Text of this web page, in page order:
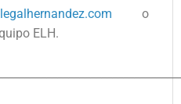
o
ELH.